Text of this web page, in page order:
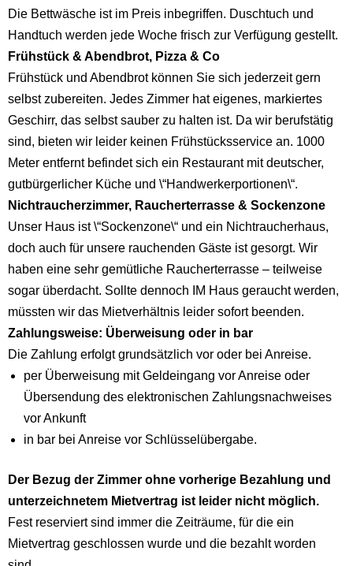
Die Bettwäsche ist im Preis inbegriffen. Duschtuch und
Handtuch werden jede Woche frisch zur Verfügung gestellt.
Frühstück & Abendbrot, Pizza & Co
Frühstück und Abendbrot können Sie sich jederzeit gern
selbst zubereiten. Jedes Zimmer hat eigenes, markiertes
Geschirr, das selbst sauber zu halten ist. Da wir berufstätig
sind, bieten wir leider keinen Frühstücksservice an. 1000
Meter entfernt befindet sich ein Restaurant mit deutscher,
gutbürgerlicher Küche und \“Handwerkerportionen\“.
Nichtraucherzimmer, Raucherterrasse & Sockenzone
Unser Haus ist \“Sockenzone\“ und ein Nichtraucherhaus,
doch auch für unsere rauchenden Gäste ist gesorgt. Wir
haben eine sehr gemütliche Raucherterrasse – teilweise
sogar überdacht. Sollte dennoch IM Haus geraucht werden,
müssten wir das Mietverhältnis leider sofort beenden.
Zahlungsweise: Überweisung oder in bar
Die Zahlung erfolgt grundsätzlich vor oder bei Anreise.
per Überweisung mit Geldeingang vor Anreise oder
Übersendung des elektronischen Zahlungsnachweises
vor Ankunft
in bar bei Anreise vor Schlüsselübergabe.
Der Bezug der Zimmer ohne vorherige Bezahlung und
unterzeichnetem Mietvertrag ist leider nicht möglich.
Fest reserviert sind immer die Zeiträume, für die ein
Mietvertrag geschlossen wurde und die bezahlt worden